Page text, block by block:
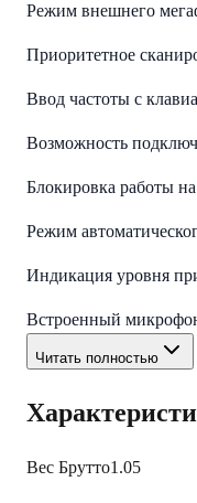
Режим внешнего
Приоритетное
Ввод частоты с
Возможность
Блокировка работы
Режим
Индикация уровня
Встроенный
Читать полностью
Вес Брутто1.05